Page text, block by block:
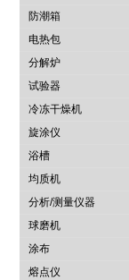
防潮箱
电热包
分解炉
试验器
冷冻干燥机
旋涂仪
浴槽
均质机
分析/测量仪器
球磨机
涂布
熔点仪